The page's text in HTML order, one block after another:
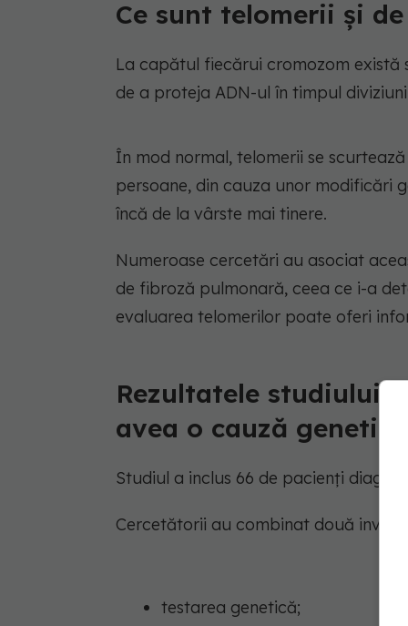
Ce sunt telomerii și
La capătul fiecărui cromozom
de a proteja ADN-ul în timpul
În mod normal, telomerii se
persoane, din cauza unor modificări
încă de la vârste mai tinere.
Numeroase cercetări au asociat
de fibroză pulmonară, ceea ce i-a
evaluarea telomerilor poate oferi
Rezultatele studiului:
avea o cauză genetică
Studiul a inclus 66 de pacienți
Cercetătorii au combinat două
testarea genetică;